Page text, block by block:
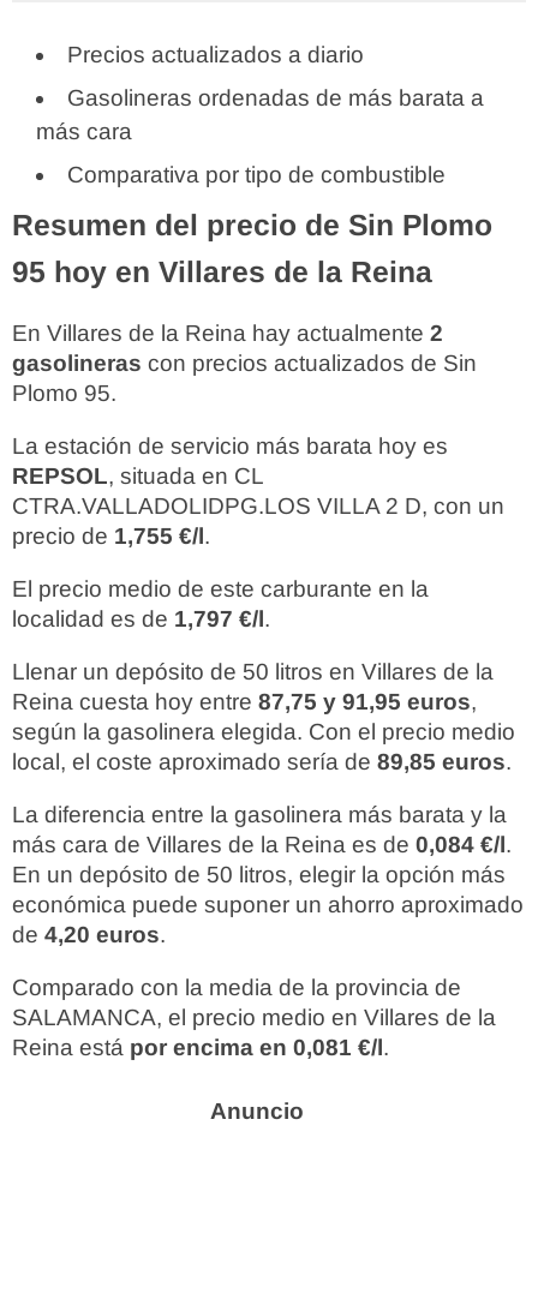
Precios actualizados a diario
Gasolineras ordenadas de más barata a
más cara
Comparativa por tipo de combustible
Resumen del precio de Sin Plomo
95 hoy en Villares de la Reina
En Villares de la Reina hay actualmente 2
gasolineras con precios actualizados de Sin
Plomo 95.
La estación de servicio más barata hoy es
REPSOL, situada en CL
CTRA.VALLADOLIDPG.LOS VILLA 2 D, con un
precio de 1,755 €/l.
El precio medio de este carburante en la
localidad es de 1,797 €/l.
Llenar un depósito de 50 litros en Villares de la
Reina cuesta hoy entre 87,75 y 91,95 euros,
según la gasolinera elegida. Con el precio medio
local, el coste aproximado sería de 89,85 euros.
La diferencia entre la gasolinera más barata y la
más cara de Villares de la Reina es de 0,084 €/l.
En un depósito de 50 litros, elegir la opción más
económica puede suponer un ahorro aproximado
de 4,20 euros.
Comparado con la media de la provincia de
SALAMANCA, el precio medio en Villares de la
Reina está por encima en 0,081 €/l.